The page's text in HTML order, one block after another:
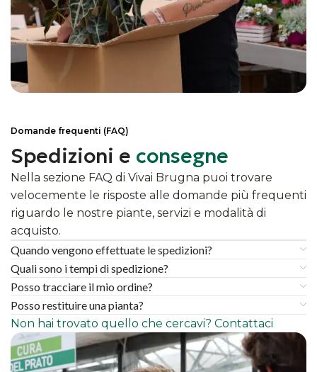
Domande frequenti (FAQ)
Spedizioni e consegne
Nella sezione FAQ di Vivai Brugna puoi trovare
velocemente le risposte alle domande più frequenti
riguardo le nostre piante, servizi e modalità di
acquisto.
Quando vengono effettuate le spedizioni?
Quali sono i tempi di spedizione?
Posso tracciare il mio ordine?
Posso restituire una pianta?
Non hai trovato quello che cercavi? Contattaci